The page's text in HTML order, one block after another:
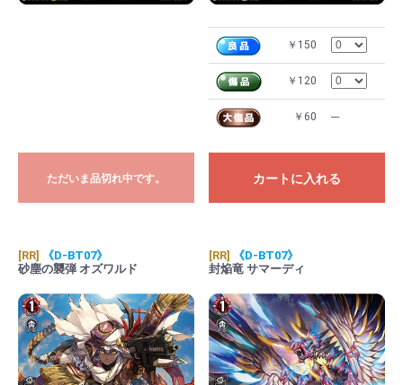
ただいま品切れ中です。
￥150
￥120
￥60 ---
カートに入れる
[RR]
《D-BT07》
砂塵の襲弾 オズワルド
[RR]
《D-BT07》
封焔竜 サマーディ